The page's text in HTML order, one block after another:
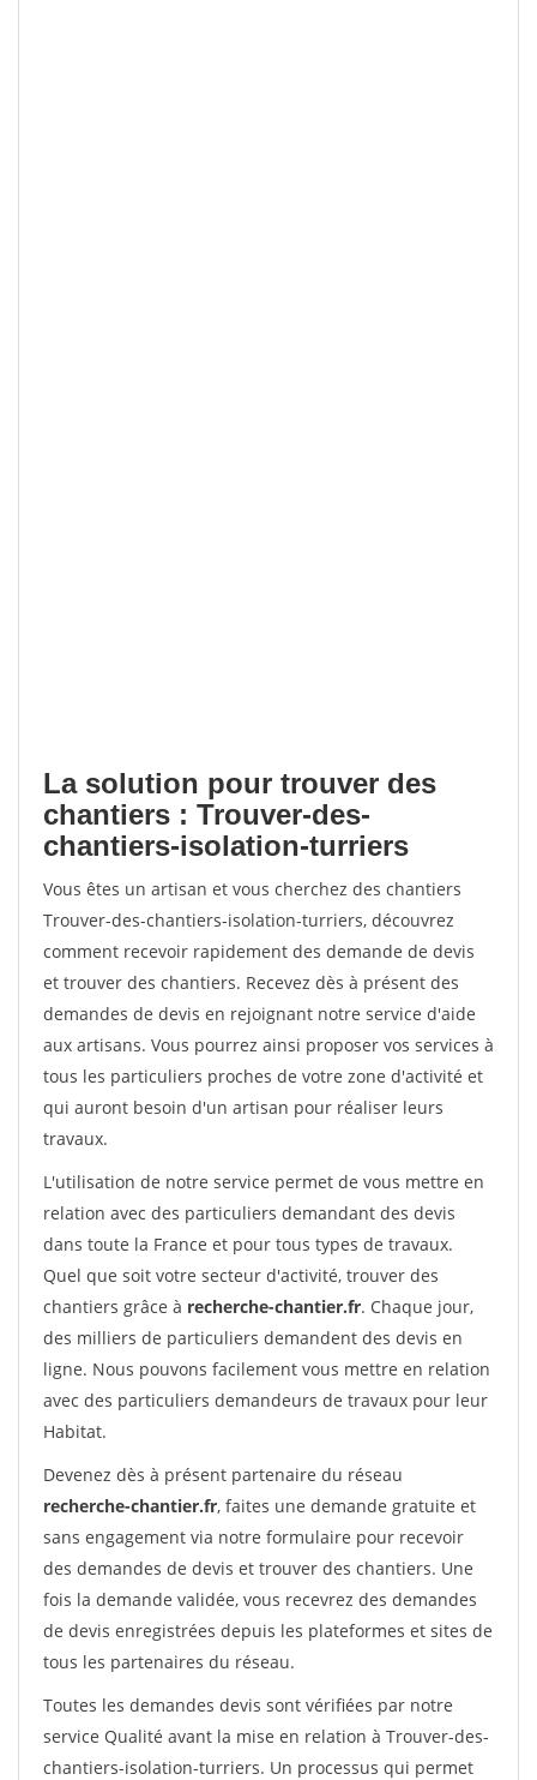
La solution pour trouver des
chantiers : Trouver-des-
chantiers-isolation-turriers
Vous êtes un artisan et vous cherchez des chantiers
Trouver-des-chantiers-isolation-turriers, découvrez
comment recevoir rapidement des demande de devis
et trouver des chantiers. Recevez dès à présent des
demandes de devis en rejoignant notre service d'aide
aux artisans. Vous pourrez ainsi proposer vos services à
tous les particuliers proches de votre zone d'activité et
qui auront besoin d'un artisan pour réaliser leurs
travaux.
L'utilisation de notre service permet de vous mettre en
relation avec des particuliers demandant des devis
dans toute la France et pour tous types de travaux.
Quel que soit votre secteur d'activité, trouver des
chantiers grâce à recherche-chantier.fr. Chaque jour,
des milliers de particuliers demandent des devis en
ligne. Nous pouvons facilement vous mettre en relation
avec des particuliers demandeurs de travaux pour leur
Habitat.
Devenez dès à présent partenaire du réseau
recherche-chantier.fr, faites une demande gratuite et
sans engagement via notre formulaire pour recevoir
des demandes de devis et trouver des chantiers. Une
fois la demande validée, vous recevrez des demandes
de devis enregistrées depuis les plateformes et sites de
tous les partenaires du réseau.
Toutes les demandes devis sont vérifiées par notre
service Qualité avant la mise en relation à Trouver-des-
chantiers-isolation-turriers. Un processus qui permet